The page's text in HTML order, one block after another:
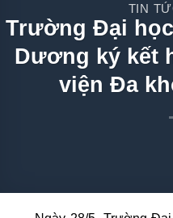
TIN
Trường Đại
Dương ký kết
viện Đa